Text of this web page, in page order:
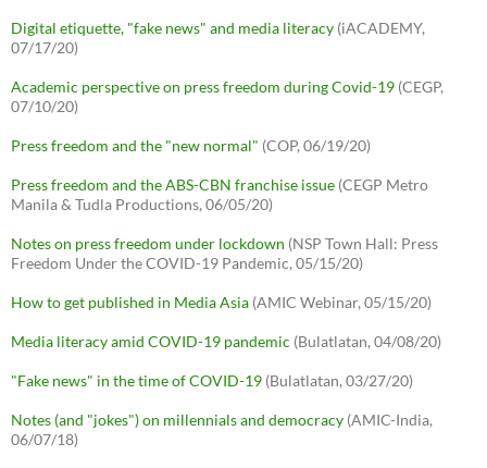
Digital etiquette, "fake news" and media literacy (iACADEMY,
07/17/20)
Academic perspective on press freedom during Covid-19 (CEGP,
07/10/20)
Press freedom and the "new normal" (COP, 06/19/20)
Press freedom and the ABS-CBN franchise issue (CEGP Metro
Manila & Tudla Productions, 06/05/20)
Notes on press freedom under lockdown (NSP Town Hall: Press
Freedom Under the COVID-19 Pandemic, 05/15/20)
How to get published in Media Asia (AMIC Webinar, 05/15/20)
Media literacy amid COVID-19 pandemic (Bulatlatan, 04/08/20)
"Fake news" in the time of COVID-19 (Bulatlatan, 03/27/20)
Notes (and "jokes") on millennials and democracy (AMIC-India,
06/07/18)